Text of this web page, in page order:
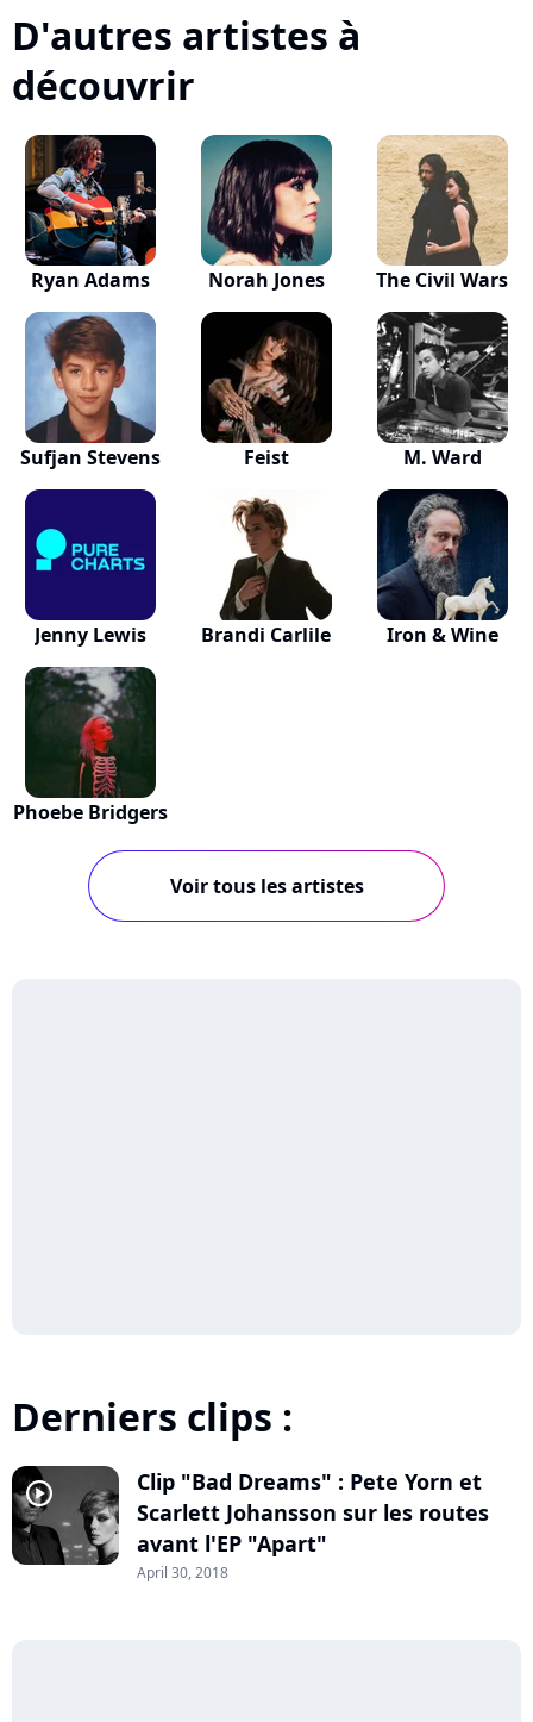
D'autres artistes à
découvrir
Ryan Adams Norah Jones The Civil Wars
Sufjan Stevens Feist M. Ward
Jenny Lewis Brandi Carlile Iron & Wine
Phoebe Bridgers
Voir tous les artistes
Derniers clips :
player2
Clip "Bad Dreams" : Pete Yorn et
Scarlett Johansson sur les routes
avant l'EP "Apart"
April 30, 2018